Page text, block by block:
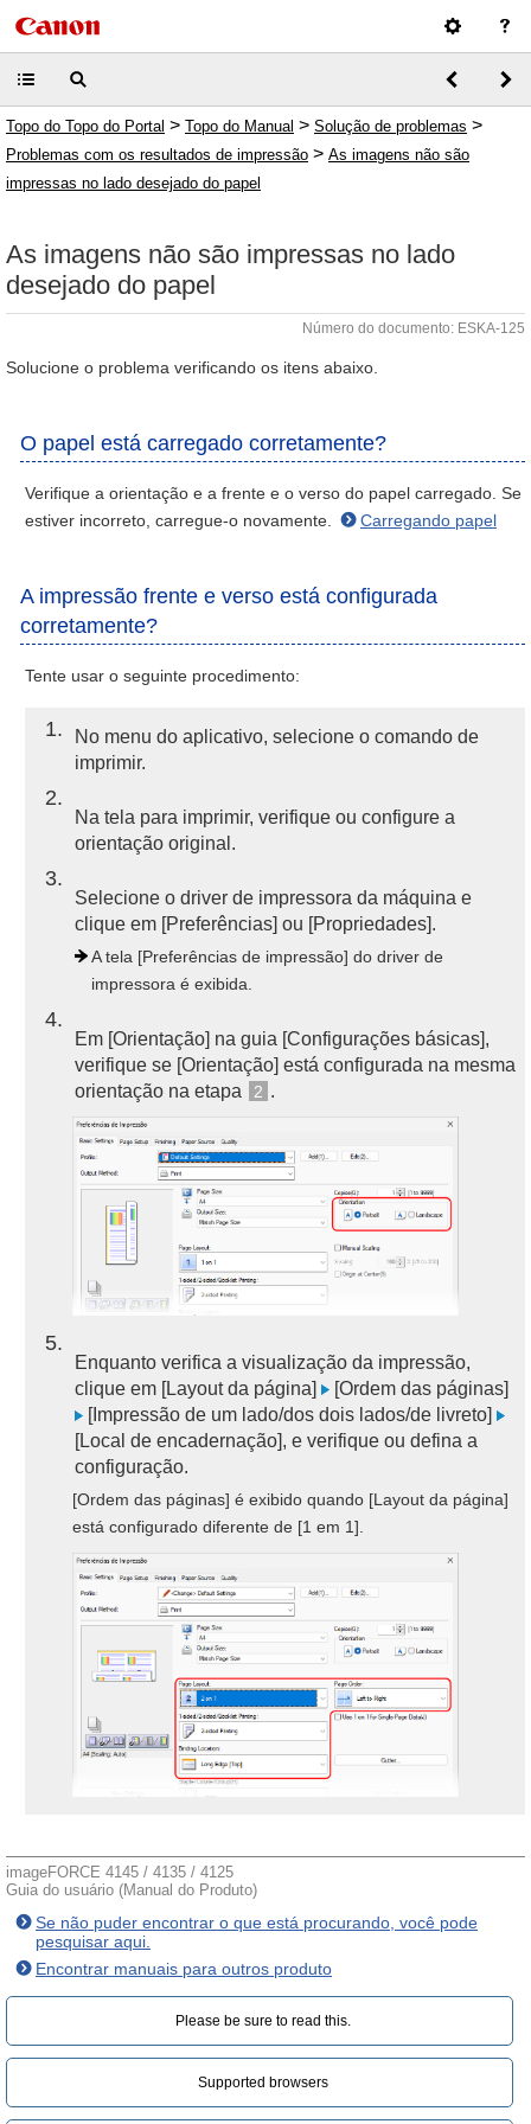
Topo do Topo do Portal > Topo do Manual > Solução de problemas >
Problemas com os resultados de impressão > As imagens não são
impressas no lado desejado do papel
As imagens não são impressas no lado
desejado do papel
Número do documento: ESKA-125
Solucione o problema verificando os itens abaixo.
O papel está carregado corretamente?
Verifique a orientação e a frente e o verso do papel carregado. Se
estiver incorreto, carregue-o novamente.
Carregando papel
A impressão frente e verso está configurada
corretamente?
Tente usar o seguinte procedimento:
1
No menu do aplicativo, selecione o comando de
imprimir.
2
Na tela para imprimir, verifique ou configure a
orientação original.
3
Selecione o driver de impressora da máquina e
clique em [Preferências] ou [Propriedades].
A tela [Preferências de impressão] do driver de
impressora é exibida.
4
Em [Orientação] na guia [Configurações básicas],
verifique se [Orientação] está configurada na mesma
orientação na etapa
2 .
5
Enquanto verifica a visualização da impressão,
clique em [Layout da página]
[Ordem das páginas]
[Impressão de um lado/dos dois lados/de livreto]
[Local de encadernação], e verifique ou defina a
configuração.
[Ordem das páginas] é exibido quando [Layout da página]
está configurado diferente de [1 em 1].
imageFORCE 4145 / 4135 / 4125
Guia do usuário (Manual do Produto)
Se não puder encontrar o que está procurando, você pode
pesquisar aqui.
Encontrar manuais para outros produto
Please be sure to read this.‎
Supported browsers